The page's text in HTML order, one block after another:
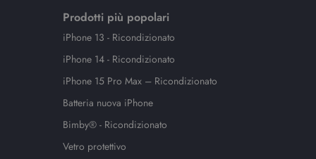
Prodotti più popolari
iPhone 13 - Ricondizionato
iPhone 14 - Ricondizionato
iPhone 15 Pro Max – Ricondizionato
Batteria nuova iPhone
Bimby® - Ricondizionato
Vetro protettivo